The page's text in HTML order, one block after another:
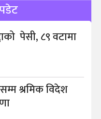
पेसी, ८९ वटामा
श्रमिक विदेश